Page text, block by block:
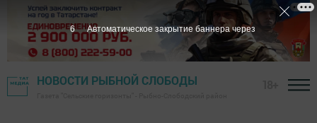
НОВОСТИ РЫБНОЙ СЛОБОДЫ
6 Автоматическое закрытие баннера через